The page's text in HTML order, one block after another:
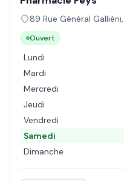
89 Rue Général Galliéni,
Ouvert
Lundi
Mardi
Mercredi
Jeudi
Vendredi
Samedi
Dimanche